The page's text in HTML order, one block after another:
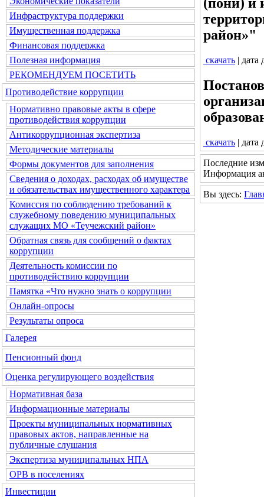
Инфраструктура поддержки
Имущественная поддержка
Финансовая поддержка
Полезная информация
РЕКОМЕНДУЕМ ПОСЕТИТЬ
Противодействие коррупции
Нормативно правовые акты в сфере
противодействия коррупции
Антикоррупционная экспертиза
Методические материалы
Формы документов для заполнения
Сведения о доходах, расходах об имуществе
и обязательствах имущественного характера
Комиссия по соблюдению требований к
служебному поведению муниципальных
служащих МО «Теучежский район»
Обратная связь для сообщений о фактах
коррупции
Деятельность комиссии по
противодействию коррупции
Памятка «Что нужно знать о коррупции
Онлайн-опросы
Результаты опроса
Галерея
Пенсионный фонд
Оценка регулирующего воздействия
Нормативная база
Информационные материалы
Проекты муниципальных нормативных
правовых актов, направленные на
публичные слушания
Экспертиза муниципальных НПА
ОРВ в поселениях
Инвестиции
(пони) и
район»"
скачать | дата
скачать | дата
Последние
Информация
Вы здесь: